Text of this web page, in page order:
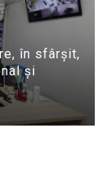
în sfârșit,
și